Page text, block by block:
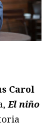
Carol
El niño